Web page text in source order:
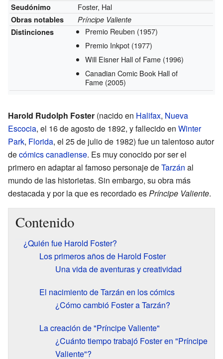
Seudónimo Foster, Hal
Obras notables
Príncipe Valiente
Distinciones
Premio Reuben (1957)
Premio Inkpot (1977)
Will Eisner Hall of Fame (1996)
Canadian Comic Book Hall of
Fame (2005)
Harold Rudolph Foster (nacido en Halifax, Nueva
Escocia, el 16 de agosto de 1892, y fallecido en Winter
Park, Florida, el 25 de julio de 1982) fue un talentoso autor
decómicscanadiense. Es muy conocido por ser el
primero en adaptar al famoso personaje deTarzán al
mundo de las historietas. Sin embargo, su obra más
destacada y por la que es recordado esPríncipe Valiente.
Contenido
¿Quién fue Harold Foster?
Los primeros años de Harold Foster
Una vida de aventuras y creatividad
El nacimiento de Tarzán en los cómics
¿Cómo cambió Foster a Tarzán?
La creación de "Príncipe Valiente"
¿Cuánto tiempo trabajó Foster en "Príncipe
Valiente"?